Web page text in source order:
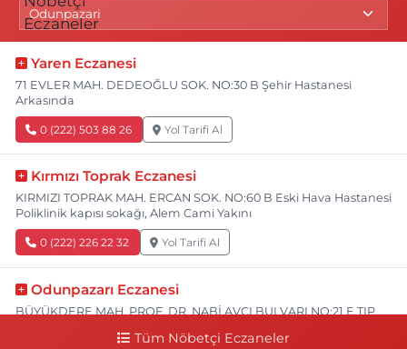
Yaren Eczanesi
71 EVLER MAH. DEDEOĞLU SOK. NO:30 B Şehir Hastanesi
Arkasında
0 (222) 503 88 26 Yol Tarifi Al
Kırmızı Toprak Eczanesi
KIRMIZI TOPRAK MAH. ERCAN SOK. NO:60 B Eski Hava Hastanesi
Poliklinik kapısı sokağı, Alem Cami Yakını
0 (222) 226 22 32 Yol Tarifi Al
Odunpazarı Eczanesi
BÜYÜKDERE MAH. PROF. DR. NABİ AVCI BULVARI NO:21 E TIP
Tüm Nöbetçi Eczaneler